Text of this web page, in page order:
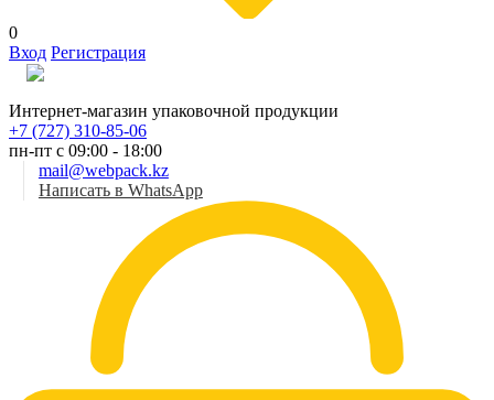
0
Вход Регистрация
Интернет-магазин упаковочной продукции
+7 (727) 310-85-06
пн-пт с 09:00 - 18:00
mail@webpack.kz
Написать в WhatsApp